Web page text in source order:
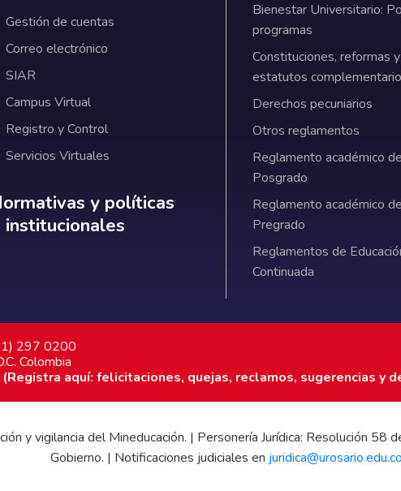
Gestión de cuentas
Correo electrónico
SIAR
Campus Virtual
Registro y Control
Servicios Virtuales
Normativas y políticas institucionales
y políticas
institucionales
Bienestar Universitario:
programas
Constituciones, reformas y
estatutos
Derechos pecuniarios
Otros reglamentos
Reglamento académico de
Posgrado
Reglamento académico de
Pregrado
Reglamentos de
Continuada
297 0200
Colombia
(Registra aquí: felicitaciones, quejas, reclamos, sugerencias y
y vigilancia del Mineducación. | Personería Jurídica: Resolución
Gobierno. | Notificaciones judiciales en juridica@urosario.edu.co